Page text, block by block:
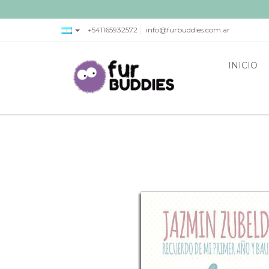
+541165932572 info@furbuddies.com.ar
INICIO